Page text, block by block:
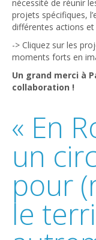
nécessité de réunir
projets spécifiques,
différentes actions
-> Cliquez sur les
moments forts en
Un grand merci à
collaboration !
« En
un
pour
le